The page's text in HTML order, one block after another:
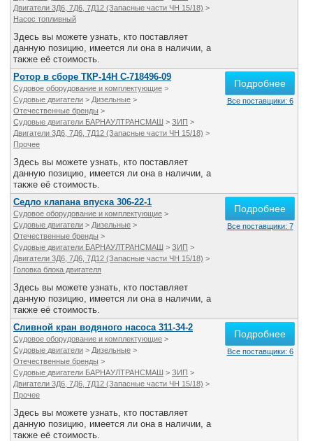
Двигатели 3Д6, 7Д6, 7Д12 (Запасные части ЧН 15/18) >
Насос топливный
Здесь вы можете узнать, кто поставляет
данную позицию, имеется ли она в наличии, а
также её стоимость.
Ротор в сборе ТКР-14Н С-718496-09
Судовое оборудование и комплектующие >
Судовые двигатели > Дизельные >
Отечественные бренды >
Судовые двигатели БАРНАУЛТРАНСМАШ > ЗИП >
Двигатели 3Д6, 7Д6, 7Д12 (Запасные части ЧН 15/18) >
Прочее
Здесь вы можете узнать, кто поставляет
данную позицию, имеется ли она в наличии, а
также её стоимость.
Подробнее
Все поставщики: 6
Седло клапана впуска 306-22-1
Судовое оборудование и комплектующие >
Судовые двигатели > Дизельные >
Отечественные бренды >
Судовые двигатели БАРНАУЛТРАНСМАШ > ЗИП >
Двигатели 3Д6, 7Д6, 7Д12 (Запасные части ЧН 15/18) >
Головка блока двигателя
Здесь вы можете узнать, кто поставляет
данную позицию, имеется ли она в наличии, а
также её стоимость.
Подробнее
Все поставщики: 7
Сливной кран водяного насоса 311-34-2
Судовое оборудование и комплектующие >
Судовые двигатели > Дизельные >
Отечественные бренды >
Судовые двигатели БАРНАУЛТРАНСМАШ > ЗИП >
Двигатели 3Д6, 7Д6, 7Д12 (Запасные части ЧН 15/18) >
Прочее
Здесь вы можете узнать, кто поставляет
данную позицию, имеется ли она в наличии, а
также её стоимость.
Подробнее
Все поставщики: 6